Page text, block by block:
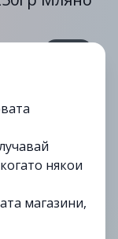
някои
магазини,